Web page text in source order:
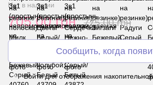
Нет в наличии
705.00 грн 775.00 грн
Сообщить, когда
% Войтидля отображения накопительной